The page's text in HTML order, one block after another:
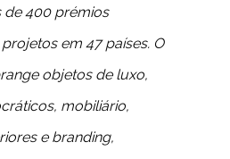
400 prémios
em 47 países. O
objetos de luxo,
mobiliário,
e branding,